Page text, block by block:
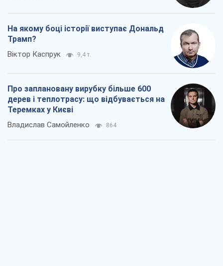
На якому боці історії виступає Дональд
Трамп?
Віктор Каспрук 9,4 т.
Про заплановану вирубку більше 600
дерев і теплотрасу: що відбувається на
Теремках у Києві
Владислав Самойленко 864